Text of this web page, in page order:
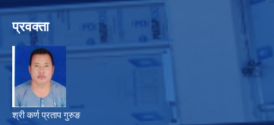
प्रवक्ता
श्री कर्ण प्रताप गुरुङ